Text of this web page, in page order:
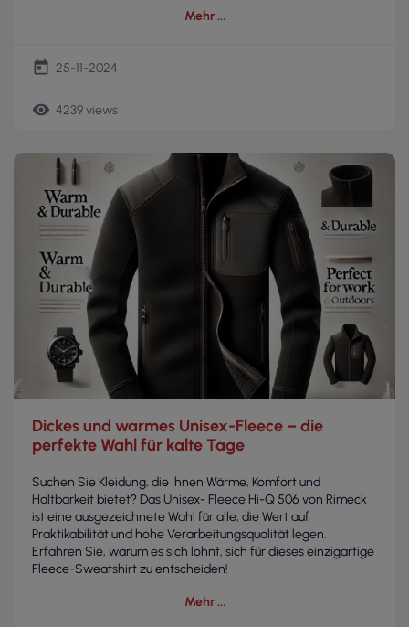
Mehr
today 25-11-2024
remove_red_eye 4239 views
Dickes und warmes Unisex-Fleece – die
perfekte Wahl für kalte Tage
Suchen Sie Kleidung, die Ihnen Wärme, Komfort und
Haltbarkeit bietet? Das Unisex- Fleece Hi-Q 506 von Rimeck
ist eine ausgezeichnete Wahl für alle, die Wert auf
Praktikabilität und hohe Verarbeitungsqualität legen.
Erfahren Sie, warum es sich lohnt, sich für dieses einzigartige
Fleece-Sweatshirt zu entscheiden!
Mehr